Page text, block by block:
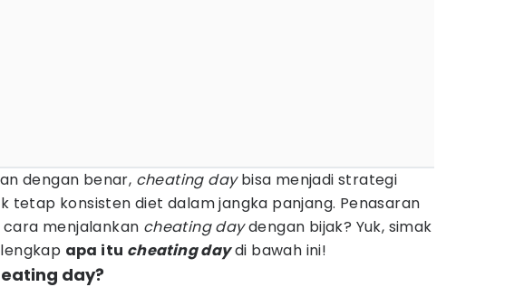
dengan benar, cheating daybisa menjadi strategi
tetap konsisten diet dalam jangka panjang. Penasaran
menjalankan cheating daydengan bijak? Yuk, simak
apa itu cheating daydi bawah ini!
day?